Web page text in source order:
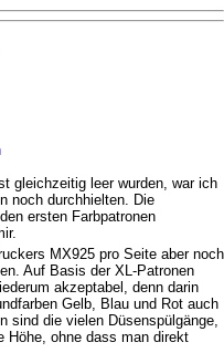
gleichzeitig leer wurden, war ich
noch durchhielten. Die
ersten Farbpatronen
MX925 pro Seite aber noch
Auf Basis der XL-Patronen
akzeptabel, denn darin
Gelb, Blau und Rot auch
sind die vielen Düsenspülgänge,
Höhe, ohne dass man direkt